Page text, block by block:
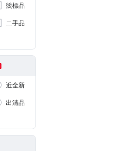
競標品
二手品
近全新
出清品